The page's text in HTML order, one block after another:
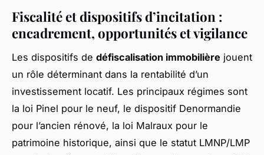
Fiscalité et dispositifs d’incitation :
encadrement, opportunités et vigilance
Les dispositifs de défiscalisation immobilière jouent
un rôle déterminant dans la rentabilité d’un
investissement locatif. Les principaux régimes sont
la loi Pinel pour le neuf, le dispositif Denormandie
pour l’ancien rénové, la loi Malraux pour le
patrimoine historique, ainsi que le statut LMNP/LMP